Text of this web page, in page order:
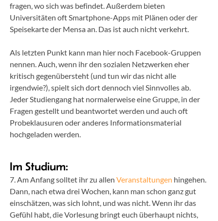
fragen, wo sich was befindet. Außerdem bieten
Universitäten oft Smartphone-Apps mit Plänen oder der
Speisekarte der Mensa an. Das ist auch nicht verkehrt.
Als letzten Punkt kann man hier noch Facebook-Gruppen
nennen. Auch, wenn ihr den sozialen Netzwerken eher
kritisch gegenübersteht (und tun wir das nicht alle
irgendwie?), spielt sich dort dennoch viel Sinnvolles ab.
Jeder Studiengang hat normalerweise eine Gruppe, in der
Fragen gestellt und beantwortet werden und auch oft
Probeklausuren oder anderes Informationsmaterial
hochgeladen werden.
Im Studium:
7. Am Anfang solltet ihr zu allen Veranstaltungen hingehen.
Dann, nach etwa drei Wochen, kann man schon ganz gut
einschätzen, was sich lohnt, und was nicht. Wenn ihr das
Gefühl habt, die Vorlesung bringt euch überhaupt nichts,